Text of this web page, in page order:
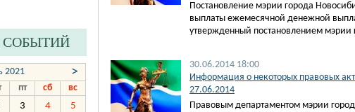
Постановление мэрии города
выплаты ежемесячной денежной
утвержденный постановлением мэрии
30.06.2014 18:00
Информация о некоторых правовых
27.06.2014
Правовым департаментом мэрии
СОБЫТИЙ
2021 >
пт сб
вс
3 4 5